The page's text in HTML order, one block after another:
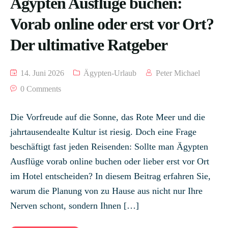
Vorab online oder erst vor Ort?
Der ultimative Ratgeber
14. Juni 2026 Ägypten-Urlaub
Peter Michael
0 Comments
Die Vorfreude auf die Sonne, das Rote Meer und die
jahrtausendealte Kultur ist riesig. Doch eine Frage
beschäftigt fast jeden Reisenden: Sollte man Ägypten
Ausflüge vorab online buchen oder lieber erst vor Ort
im Hotel entscheiden? In diesem Beitrag erfahren Sie,
warum die Planung von zu Hause aus nicht nur Ihre
Nerven schont, sondern Ihnen […]